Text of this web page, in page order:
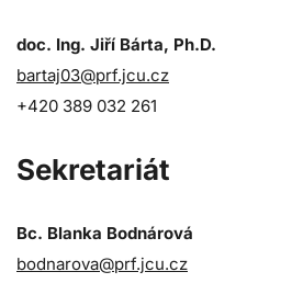
doc. Ing. Jiří Bárta, Ph.D.
bartaj03@prf.jcu.cz
+420 389 032 261
Sekretariát
Bc. Blanka Bodnárová
bodnarova@prf.jcu.cz